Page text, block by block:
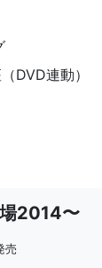
DVD連動）
2014〜
売